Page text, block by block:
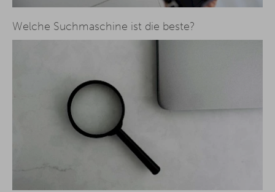
Welche Suchmaschine ist die beste?